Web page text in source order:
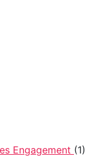
Engagement (1)